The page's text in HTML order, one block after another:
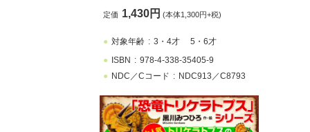
定価 1,430円 (本体1,300円+税)
対象年齢 3・4才
5・6才
ISBN
978-4-338-35405-9
NDC／Cコード
NDC913／C8793